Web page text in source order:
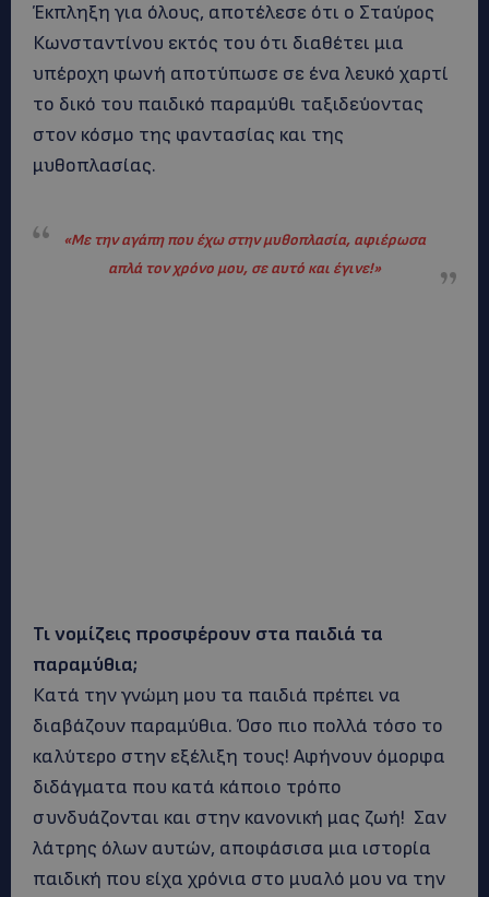
Έκπληξη για όλους, αποτέλεσε ότι ο Σταύρος
Κωνσταντίνου εκτός του ότι διαθέτει μια
υπέροχη φωνή αποτύπωσε σε ένα λευκό χαρτί
το δικό του παιδικό παραμύθι ταξιδεύοντας
στον κόσμο της φαντασίας και της
μυθοπλασίας.
«Με την αγάπη που έχω στην μυθοπλασία, αφιέρωσα
απλά τον χρόνο μου, σε αυτό και έγινε!»
Τι νομίζεις προσφέρουν στα παιδιά τα
παραμύθια;
Κατά την γνώμη μου τα παιδιά πρέπει να
διαβάζουν παραμύθια. Όσο πιο πολλά τόσο το
καλύτερο στην εξέλιξη τους! Αφήνουν όμορφα
διδάγματα που κατά κάποιο τρόπο
συνδυάζονται και στην κανονική μας ζωή! Σαν
λάτρης όλων αυτών, αποφάσισα μια ιστορία
παιδική που είχα χρόνια στο μυαλό μου να την